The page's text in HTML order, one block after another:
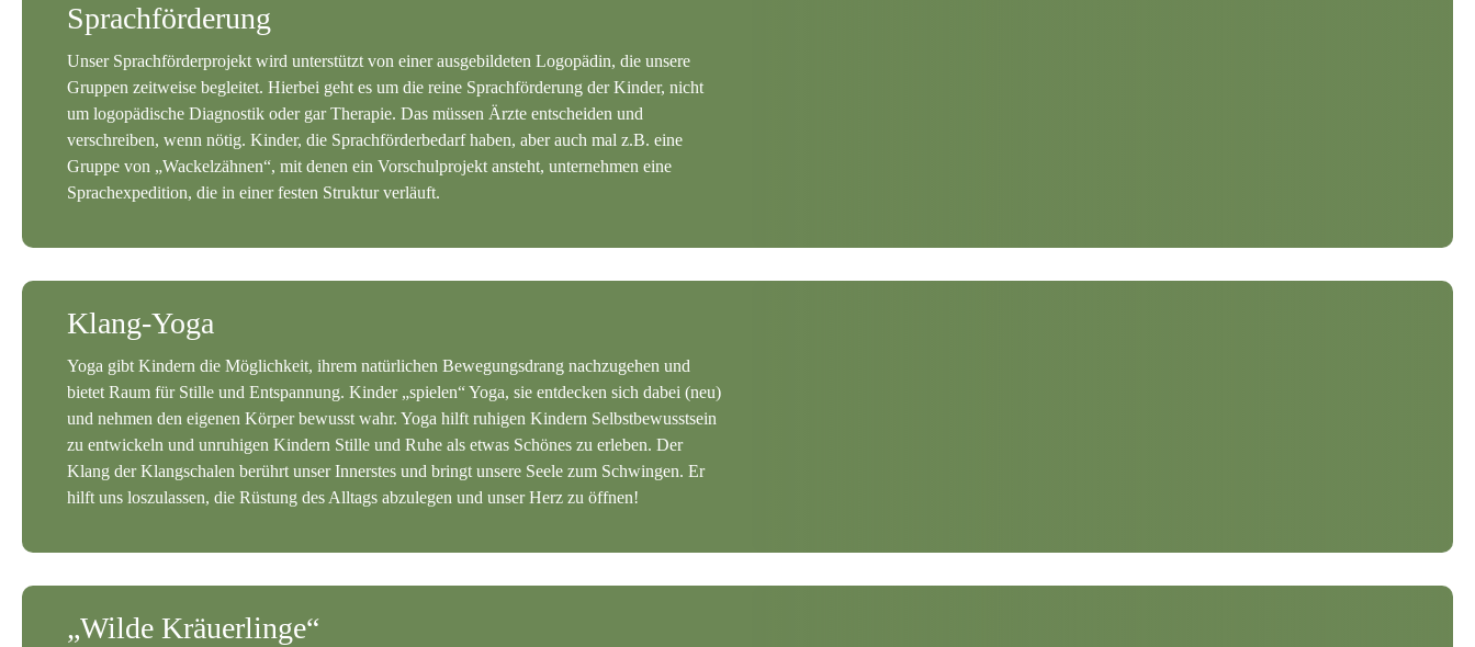
Sprachförderung
Unser Sprachförderprojekt wird unterstützt von einer ausgebildeten Logopädin, die unsere
Gruppen zeitweise begleitet. Hierbei geht es um die reine Sprachförderung der Kinder, nicht
um logopädische Diagnostik oder gar Therapie. Das müssen Ärzte entscheiden und
verschreiben, wenn nötig. Kinder, die Sprachförderbedarf haben, aber auch mal z.B. eine
Gruppe von „Wackelzähnen“, mit denen ein Vorschulprojekt ansteht, unternehmen eine
Sprachexpedition, die in einer festen Struktur verläuft.
Klang-Yoga
Yoga gibt Kindern die Möglichkeit, ihrem natürlichen Bewegungsdrang nachzugehen und
bietet Raum für Stille und Entspannung. Kinder „spielen“ Yoga, sie entdecken sich dabei (neu)
und nehmen den eigenen Körper bewusst wahr. Yoga hilft ruhigen Kindern Selbstbewusstsein
zu entwickeln und unruhigen Kindern Stille und Ruhe als etwas Schönes zu erleben. Der
Klang der Klangschalen berührt unser Innerstes und bringt unsere Seele zum Schwingen. Er
hilft uns loszulassen, die Rüstung des Alltags abzulegen und unser Herz zu öffnen!
„Wilde Kräuerlinge“